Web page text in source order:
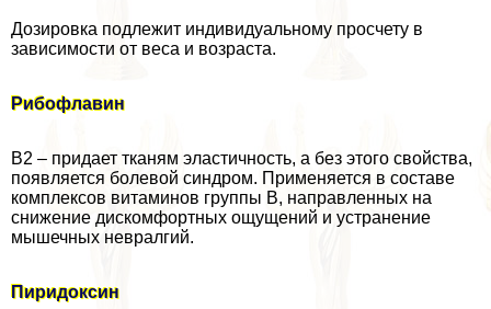
Дозировка подлежит индивидуальному просчету в
зависимости от веса и возраста.
Рибофлавин
В2 – придает тканям эластичность, а без этого свойства,
появляется болевой синдром. Применяется в составе
комплексов витаминов группы В, направленных на
снижение дискомфортных ощущений и устранение
мышечных невралгий.
Пиридоксин